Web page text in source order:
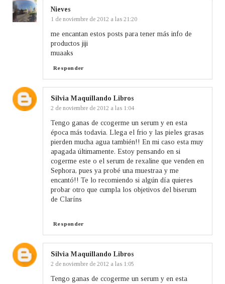
Nieves
1 de noviembre de 2012 a las 21:20
me encantan estos posts para tener más info de
productos jiji
muaaks
Responder
Silvia Maquillando Libros
2 de noviembre de 2012 a las 1:04
Tengo ganas de ccogerme un serum y en esta
época más todavia. Llega el frio y las pieles grasas
pierden mucha agua también!! En mi caso esta muy
apagada últimamente. Estoy pensando en si
cogerme este o el serum de rexaline que venden en
Sephora, pues ya probé una muestraa y me
encantó!! Te lo recomiendo si algún día quieres
probar otro que cumpla los objetivos del biserum
de Claríns
Responder
Silvia Maquillando Libros
2 de noviembre de 2012 a las 1:05
Tengo ganas de ccogerme un serum y en esta